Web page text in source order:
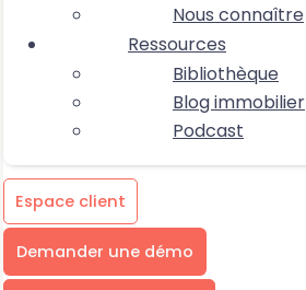
Nous connaître
Ressources
Bibliothèque
Blog immobilier
Podcast
Espace client
Demander une démo